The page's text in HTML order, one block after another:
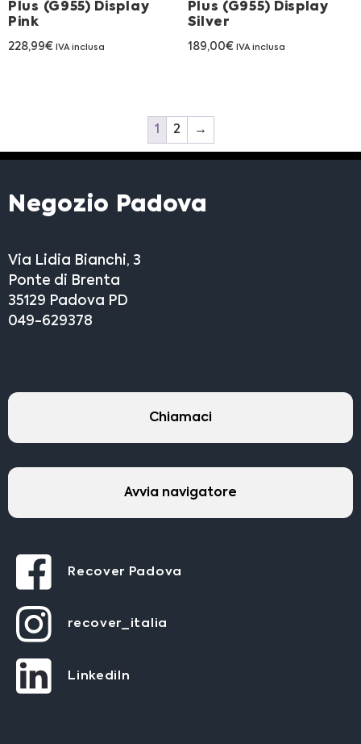
Plus (G955) Display
Pink
228,99€ IVA inclusa
Plus (G955) Display
Silver
189,00€ IVA inclusa
1 2 →
Negozio Padova
Via Lidia Bianchi, 3
Ponte di Brenta
35129 Padova PD
049-629378
Chiamaci
Avvia navigatore
Recover Padova
recover_italia
LinkediIn